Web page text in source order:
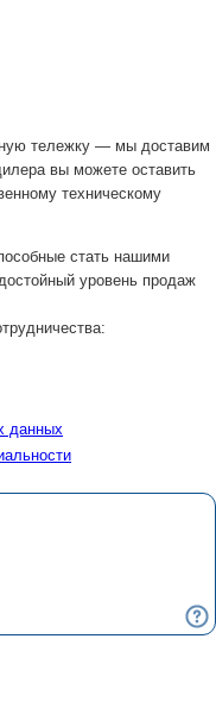
тележку — мы доставим
вы можете оставить
техническому
стать нашими
уровень продаж
данных